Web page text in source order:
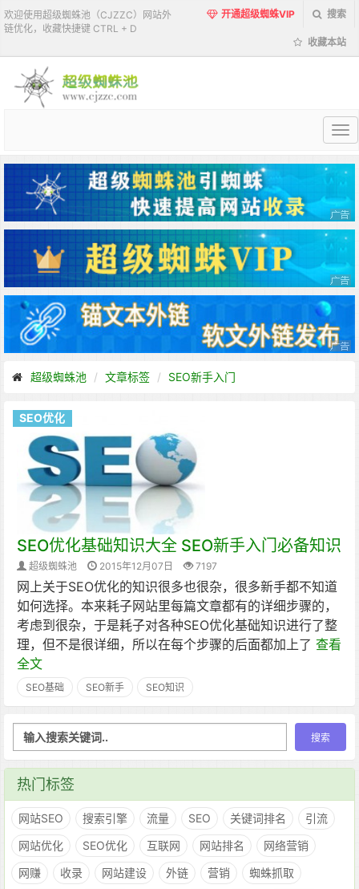
欢迎使用超级蜘蛛池（CJZZC）网站外
链优化，收藏快捷键 CTRL + D
开通超级蜘蛛VIP 搜索
收藏本站
超
蜘
蛛
池
超级蜘蛛池 文章标签 SEO新手入门
SEO优化
SEO优化基础知识大全 SEO新手入门必备知识
超级蜘蛛池 2015年12月07日 7197
网上关于SEO优化的知识很多也很杂，很多新手都不知道
如何选择。本来耗子网站里每篇文章都有的详细步骤的，
考虑到很杂，于是耗子对各种SEO优化基础知识进行了整
理，但不是很详细，所以在每个步骤的后面都加上了 查看
全文
SEO基础 SEO新手 SEO知识
热门标签
网站SEO 搜索引擎 流量 SEO 关键词排名
引流
网站优化
SEO优化 互联网 网站排名
网络营销
网赚
收录 网站建设 外链 营销
蜘蛛抓取